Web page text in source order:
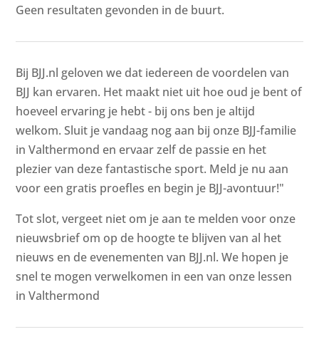
Geen resultaten gevonden in de buurt.
Bij BJJ.nl geloven we dat iedereen de voordelen van
BJJ kan ervaren. Het maakt niet uit hoe oud je bent of
hoeveel ervaring je hebt - bij ons ben je altijd
welkom. Sluit je vandaag nog aan bij onze BJJ-familie
in Valthermond en ervaar zelf de passie en het
plezier van deze fantastische sport. Meld je nu aan
voor een gratis proefles en begin je BJJ-avontuur!"
Tot slot, vergeet niet om je aan te melden voor onze
nieuwsbrief om op de hoogte te blijven van al het
nieuws en de evenementen van BJJ.nl. We hopen je
snel te mogen verwelkomen in een van onze lessen
in Valthermond